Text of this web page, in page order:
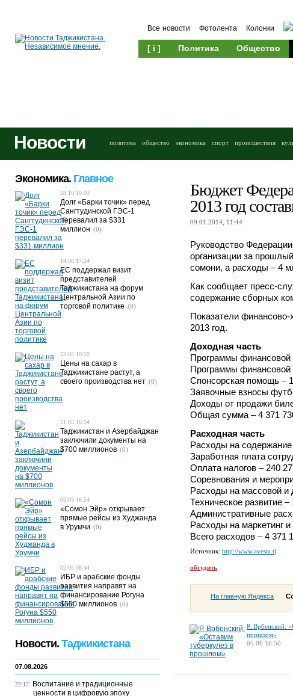
Все новости Фотолента Колонки
[ i ] Политика Общество
Новости политика общество экономика спорт происшествия
Бюджет
2013 год
09.01.2014, 11:44
Руководство
организации за
сомони, а расходы – 4
Как сообщает пресс-
содержание сборных
Показатели
2013 год.
Доходная часть
Программы
Программы
Спонсорская помощь –
Заявочные взносы
Доходы от продажи
Общая сумма – 4 371
Расходная часть
Расходы на
Заработная плата
Оплата налогов – 240
Соревнования и
Расходы на массовой и
Техническое развитие
Административные
Расходы на маркетинг
Всего расходов – 4 371
Источник: http://www.avesta.tj
обсудить
На главную Яндекса
Р. Врбенский:
прошлом»
05.06 16:50
Экономика. Главное
28.10 10:03
Долг «Барки точик» перед
Сангтудинской ГЭС-1
перевалил за $331
миллион (0)
14.06 17:24
ЕС поддержал визит
представителей
Таджикистана на форум
Центральной Азии по
торговой политике (0)
22.05 10:59
Цены на сахар в
Таджикистане растут, а
своего производства нет (0)
21.05 16:54
Таджикистан и Азербайджан
заключили документы на
$700 миллионов (0)
02.05 16:54
«Сомон Эйр» открывает
прямые рейсы из Худжанда
в Урумчи (0)
02.05 08:44
ИБР и арабские фонды
развития направят на
финансирование Рогуна
$550 миллионов (0)
Новости. Таджикистана
07.08.2026
22:12
Воспитание и традиционные
ценности в цифровую эпоху